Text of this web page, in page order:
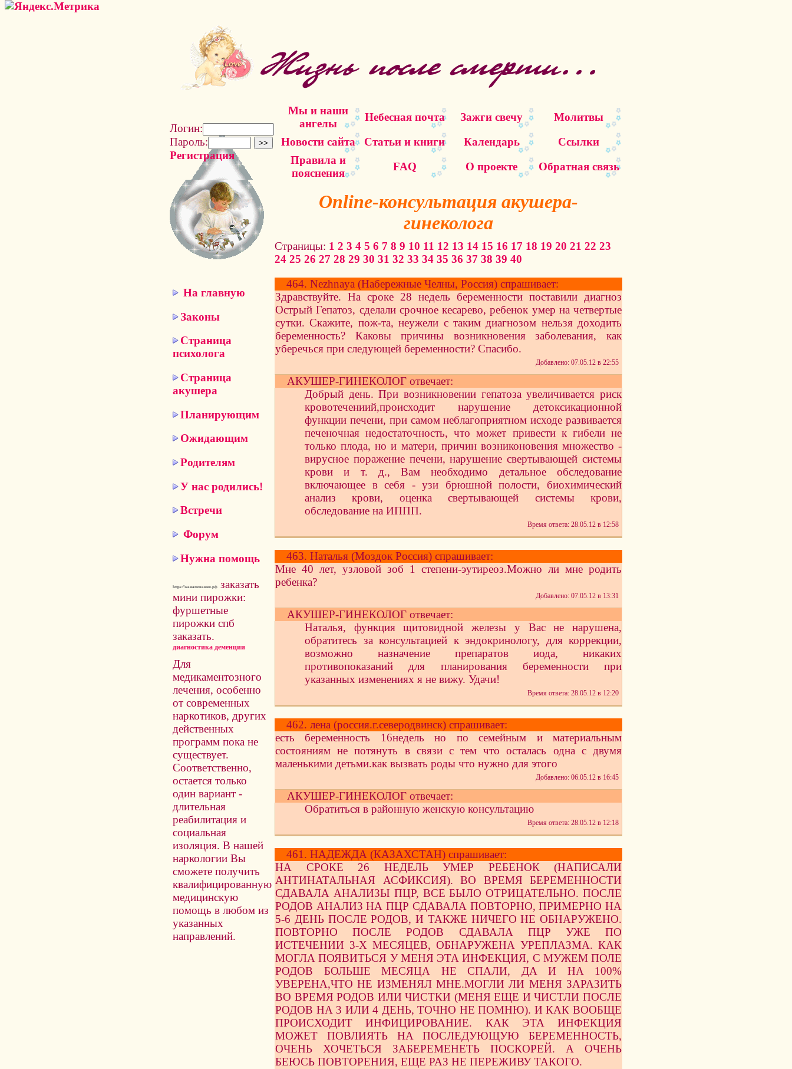
Логин:
Пароль:
Регистрация
Мы и наши
ангелы
Небесная почта Зажги свечу
Молитвы
Новости сайта
Статьи и книги Календарь
Ссылки
Правила и
пояснения
FAQ О проекте Обратная связь
На главную
Законы
Страница
психолога
Страница
акушера
Планирующим
Ожидающим
Родителям
У нас родились!
Встречи
Форум
Нужна помощь
https://канапемания.рф
заказать
мини пирожки:
фуршетные
пирожки спб
заказать.
диагностика деменции
Для
медикаментозного
лечения, особенно
от современных
наркотиков, других
действенных
программ пока не
существует.
Соответственно,
остается только
один вариант -
длительная
реабилитация и
социальная
изоляция. В нашей
наркологии Вы
сможете получить
квалифицированную
медицинскую
помощь в любом из
указанных
направлений.
Online-консультация акушера-
гинеколога
Страницы: 1 2 3 4 5 6 7 8 9 10 11 12 13 14 15 16 17 18 19 20 21 22 23
24 25 26 27 28 29 30 31 32 33 34 35 36 37 38 39 40
464. Nezhnaya (Набережные Челны, Россия) спрашивает:
Здравствуйте. На сроке 28 недель беременности поставили диагноз
Острый Гепатоз, сделали срочное кесарево, ребенок умер на четвертые
сутки. Скажите, пож-та, неужели с таким диагнозом нельзя доходить
беременность? Каковы причины возникновения заболевания, как
уберечься при следующей беременности? Спасибо.
Добавлено: 07.05.12 в 22:55
АКУШЕР-ГИНЕКОЛОГ отвечает:
Добрый день. При возникновении гепатоза увеличивается риск
кровотечениий,происходит нарушение детоксикационной
функции печени, при самом неблагоприятном исходе развивается
печеночная недостаточность, что может привести к гибели не
только плода, но и матери, причин возниконовения множество -
вирусное поражение печени, нарушение свертывающей системы
крови и т. д., Вам необходимо детальное обследование
включающее в себя - узи брюшной полости, биохимический
анализ крови, оценка свертывающей системы крови,
обследование на ИППП.
Время ответа: 28.05.12 в 12:58
463. Наталья (Моздок Россия) спрашивает:
Мне 40 лет, узловой зоб 1 степени-эутиреоз.Можно ли мне родить
ребенка?
Добавлено: 07.05.12 в 13:31
АКУШЕР-ГИНЕКОЛОГ отвечает:
Наталья, функция щитовидной железы у Вас не нарушена,
обратитесь за консультацией к эндокринологу, для коррекции,
возможно назначение препаратов иода, никаких
противопоказаний для планирования беременности при
указанных изменениях я не вижу. Удачи!
Время ответа: 28.05.12 в 12:20
462. лена (россия.г.северодвинск) спрашивает:
есть беременность 16недель но по семейным и материальным
состояниям не потянуть в связи с тем что осталась одна с двумя
маленькими детьми.как вызвать роды что нужно для этого
Добавлено: 06.05.12 в 16:45
АКУШЕР-ГИНЕКОЛОГ отвечает:
Обратиться в районную женскую консультацию
Время ответа: 28.05.12 в 12:18
461. НАДЕЖДА (КАЗАХСТАН) спрашивает:
НА СРОКЕ 26 НЕДЕЛЬ УМЕР РЕБЕНОК (НАПИСАЛИ
АНТИНАТАЛЬНАЯ АСФИКСИЯ). ВО ВРЕМЯ БЕРЕМЕННОСТИ
СДАВАЛА АНАЛИЗЫ ПЦР, ВСЕ БЫЛО ОТРИЦАТЕЛЬНО. ПОСЛЕ
РОДОВ АНАЛИЗ НА ПЦР СДАВАЛА ПОВТОРНО, ПРИМЕРНО НА
5-6 ДЕНЬ ПОСЛЕ РОДОВ, И ТАКЖЕ НИЧЕГО НЕ ОБНАРУЖЕНО.
ПОВТОРНО ПОСЛЕ РОДОВ СДАВАЛА ПЦР УЖЕ ПО
ИСТЕЧЕНИИ 3-Х МЕСЯЦЕВ, ОБНАРУЖЕНА УРЕПЛАЗМА. КАК
МОГЛА ПОЯВИТЬСЯ У МЕНЯ ЭТА ИНФЕКЦИЯ, С МУЖЕМ ПОЛЕ
РОДОВ БОЛЬШЕ МЕСЯЦА НЕ СПАЛИ, ДА И НА 100%
УВЕРЕНА,ЧТО НЕ ИЗМЕНЯЛ МНЕ.МОГЛИ ЛИ МЕНЯ ЗАРАЗИТЬ
ВО ВРЕМЯ РОДОВ ИЛИ ЧИСТКИ (МЕНЯ ЕЩЕ И ЧИСТЛИ ПОСЛЕ
РОДОВ НА 3 ИЛИ 4 ДЕНЬ, ТОЧНО НЕ ПОМНЮ). И КАК ВООБЩЕ
ПРОИСХОДИТ ИНФИЦИРОВАНИЕ. КАК ЭТА ИНФЕКЦИЯ
МОЖЕТ ПОВЛИЯТЬ НА ПОСЛЕДУЮЩУЮ БЕРЕМЕННОСТЬ,
ОЧЕНЬ ХОЧЕТЬСЯ ЗАБЕРЕМЕНЕТЬ ПОСКОРЕЙ. А ОЧЕНЬ
БЕЮСЬ ПОВТОРЕНИЯ, ЕЩЕ РАЗ НЕ ПЕРЕЖИВУ ТАКОГО.